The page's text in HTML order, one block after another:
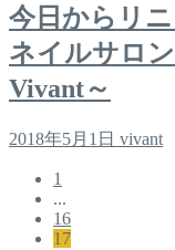
今日からリ
ネイルサロ
Vivant～
2018年5月1日 vivant
1
...
16
17